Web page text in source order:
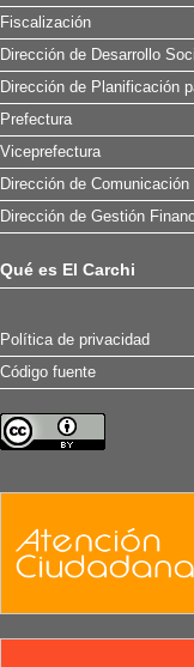
Fiscalización
Dirección de Desarrollo
Dirección de Planificación
Prefectura
Viceprefectura
Dirección de Comunicación
Dirección de Gestión
Qué es El Carchi
Política de privacidad
Código fuente